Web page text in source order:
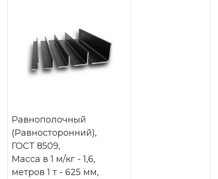
Равнополочный
(Равносторонний),
ГОСТ 8509,
Масса в 1 м/кг - 1,6,
метров 1 т - 625 мм,